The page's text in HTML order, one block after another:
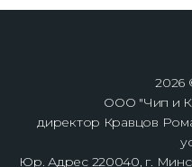
2026
ООО "Чип и
директор Кравцов
Юр. Адрес 220040, г.